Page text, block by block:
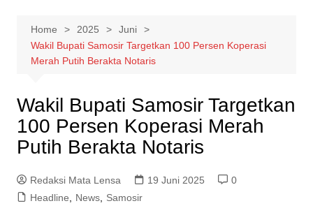
Home 2025
Juni
Wakil Bupati Samosir Targetkan 100 Persen Koperasi
Merah Putih Berakta Notaris
Wakil Bupati Samosir Targetkan
100 Persen Koperasi Merah
Putih Berakta Notaris
Redaksi Mata Lensa 19 Juni 2025
0
Headline
News, Samosir